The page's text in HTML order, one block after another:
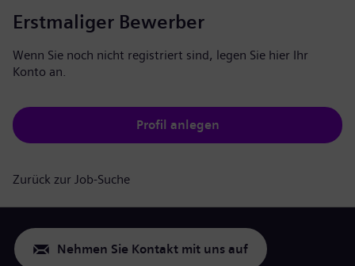
Erstmaliger Bewerber
Wenn Sie noch nicht registriert sind, legen Sie hier Ihr
Konto an.
Profil anlegen
Zurück zur Job-Suche
Nehmen Sie Kontakt mit uns auf